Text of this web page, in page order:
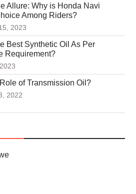
Allure: Why is Honda Navi
Among Riders?
2023
Best Synthetic Oil As Per
Requirement?
of Transmission Oil?
2022